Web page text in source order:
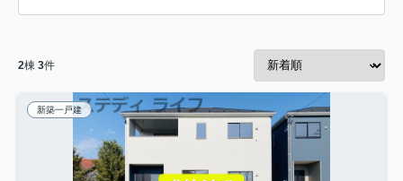
2棟 3件
新築一戸建